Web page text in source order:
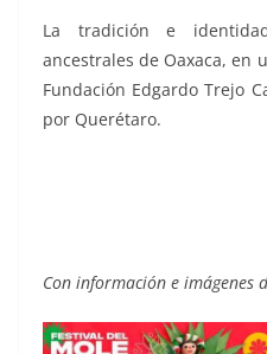
La tradición e
ancestrales de Oaxaca, en
Fundación Edgardo Trejo
por Querétaro.
Con información e imágenes